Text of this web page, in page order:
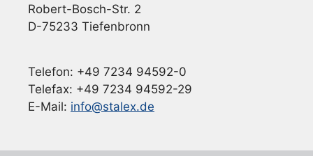
Robert-Bosch-Str. 2
D-75233 Tiefenbronn
Telefon: +49 7234 94592-0
Telefax: +49 7234 94592-29
E-Mail: info@stalex.de